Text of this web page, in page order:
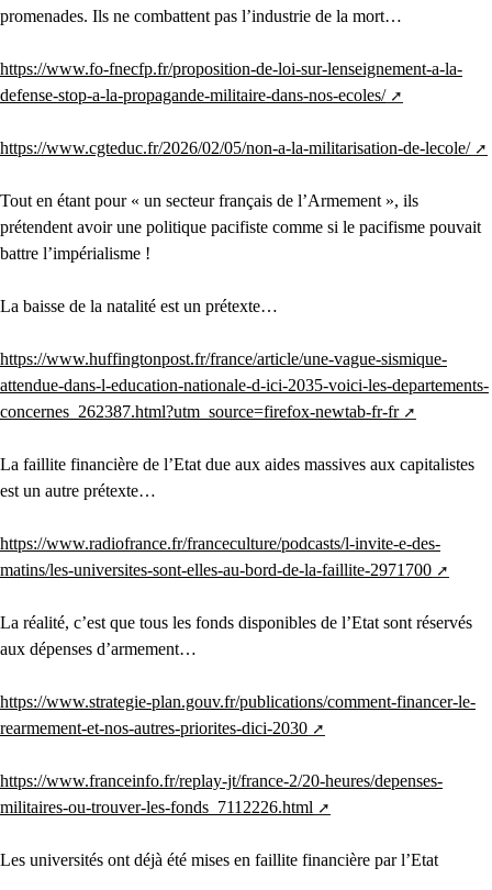
promenades. Ils ne combattent pas l’industrie de la mort…
https://www.fo-fnecfp.fr/proposition-de-loi-sur-lenseignement-a-la-
defense-stop-a-la-propagande-militaire-dans-nos-ecoles/
https://www.cgteduc.fr/2026/02/05/non-a-la-militarisation-de-lecole/
Tout en étant pour « un secteur français de l’Armement », ils
prétendent avoir une politique pacifiste comme si le pacifisme pouvait
battre l’impérialisme !
La baisse de la natalité est un prétexte…
https://www.huffingtonpost.fr/france/article/une-vague-sismique-
attendue-dans-l-education-nationale-d-ici-2035-voici-les-departements-
concernes_262387.html?utm_source=firefox-newtab-fr-fr
La faillite financière de l’Etat due aux aides massives aux capitalistes
est un autre prétexte…
https://www.radiofrance.fr/franceculture/podcasts/l-invite-e-des-
matins/les-universites-sont-elles-au-bord-de-la-faillite-2971700
La réalité, c’est que tous les fonds disponibles de l’Etat sont réservés
aux dépenses d’armement…
https://www.strategie-plan.gouv.fr/publications/comment-financer-le-
rearmement-et-nos-autres-priorites-dici-2030
https://www.franceinfo.fr/replay-jt/france-2/20-heures/depenses-
militaires-ou-trouver-les-fonds_7112226.html
Les universités ont déjà été mises en faillite financière par l’Etat